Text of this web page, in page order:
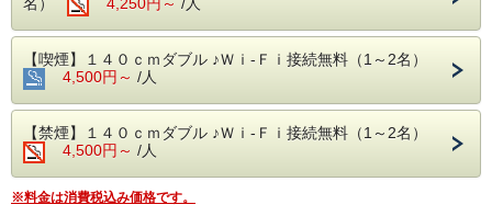
（32分）など
【主な観光スポット】 ※徒歩・乗り継ぎ所要時間含む
〇乗り換え無しでOK！…両国国技館（13分）・東京ドーム
（24分）・東京スカイツリー（21分）・浅草雷門（34分）
※東京スカイツリー・浅草雷門はバスなら１本でOK！（新
小岩駅東北広場/土日祝のみ運行）
分）・幕張メッセ（50分）・東京ビックサイト（54分）
※当ホテルは東京都宿泊税条例に定める特別徴収義務者で
す。
JR新小岩駅北口より徒歩1分！東京の出張・研修・観光の拠
②インターネット環境
全室WI-FI接続無料・有線LANケーブルご用意しておりま
す。
※館内に洗剤のご用意はございませんのでご用意をお願い致
します。
※連泊の場合、途中清掃はございませんので予めご了承下さ
い。
（アメニティは宿泊日数×人数分ご用意致します。）
④連泊におススメ☆充実お部屋設備！
【喫煙】１４０ｃｍダブル ♪Ｗｉ-Ｆｉ接続無料（1～2名）
4,500円～ /人
【禁煙】１４０ｃｍダブル ♪Ｗｉ-Ｆｉ接続無料（1～2名）
4,500円～ /人
※料金は消費税込み価格です。